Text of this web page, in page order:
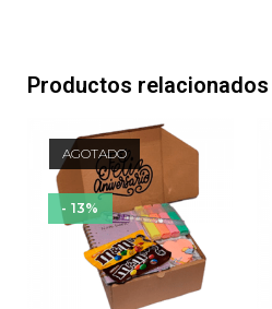
Productos relacionados
AGOTADO
- 13%